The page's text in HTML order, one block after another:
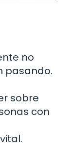
no
pasando.
sobre
con